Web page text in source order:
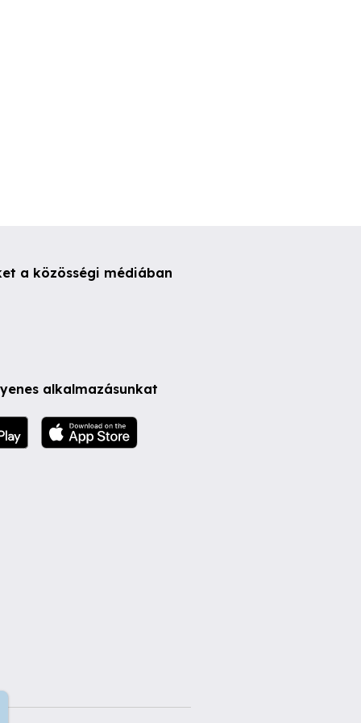
a közösségi médiában
alkalmazásunkat